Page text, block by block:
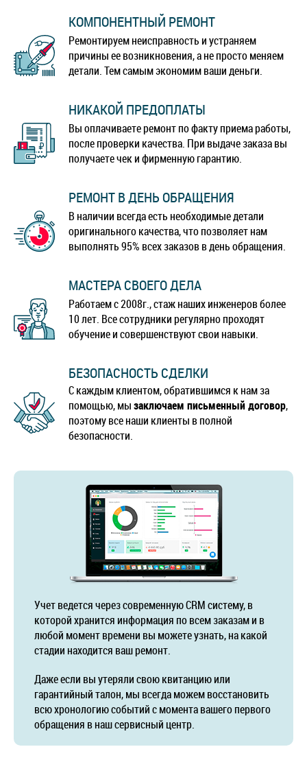
КОМПОНЕНТНЫЙ РЕМОНТ
Ремонтируем неисправность и устраняем
причины ее возникновения, а не просто меняем
детали. Тем самым экономим ваши деньги.
НИКАКОЙ ПРЕДОПЛАТЫ
Вы оплачиваете ремонт по факту приема работы,
после проверки качества. При выдаче заказа вы
получаете чек и фирменную гарантию.
РЕМОНТ В ДЕНЬ ОБРАЩЕНИЯ
В наличии всегда есть необходимые детали
оригинального качества, что позволяет нам
выполнять 95% всех заказов в день обращения.
МАСТЕРА СВОЕГО ДЕЛА
Работаем с 2008г., стаж наших инженеров более
10 лет. Все сотрудники регулярно проходят
обучение и совершенствуют свои навыки.
БЕЗОПАСНОСТЬ СДЕЛКИ
С каждым клиентом, обратившимся к нам за
помощью, мызаключаем письменный договор,
поэтому все наши клиенты в полной
безопасности.
Учет ведется через современную CRM систему, в
которой хранится информация по всем заказам и в
любой момент времени вы можете узнать, на какой
стадии находится ваш ремонт.
Даже если вы утеряли свою квитанцию или
гарантийный талон, мы всегда можем восстановить
всю хронологию событий с момента вашего первого
обращения в наш сервисный центр.